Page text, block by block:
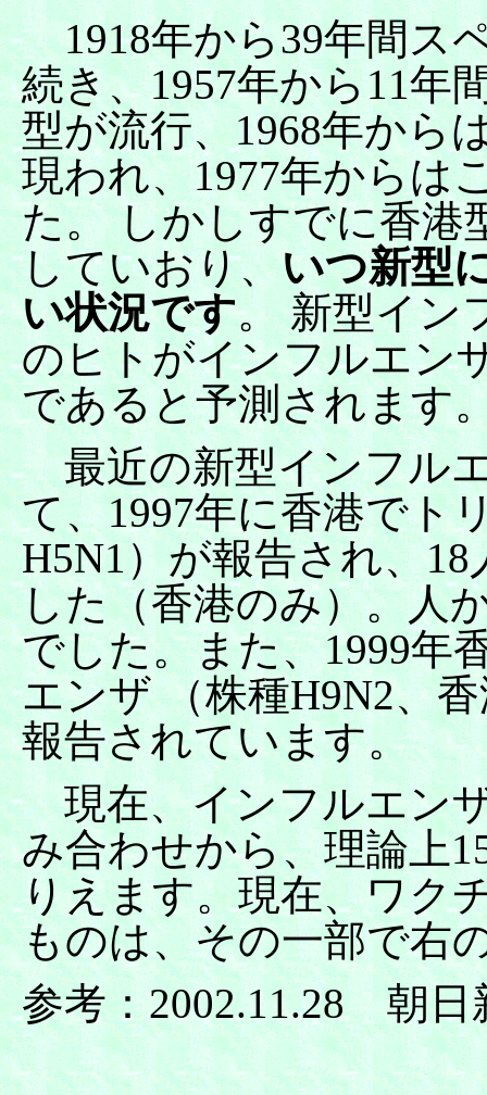
1918年から39年間ス
続き、1957年から11年
型が流行、1968年から
現われ、1977年からは
た。 しかしすでに香港
していおり、いつ新型
い状況です。 新型イン
のヒトがインフルエン
であると予測されます
最近の新型インフル
て、1997年に香港でト
H5N1）が報告され、18
した（香港のみ）。人
でした。また、1999年
エンザ （株種H9N2、
報告されています。
現在、インフルエン
み合わせから、理論上
りえます。現在、ワク
ものは、その一部で右
参考：2002.11.28 朝日